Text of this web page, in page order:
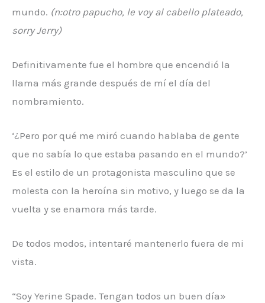
mundo. (n:otro papucho, le voy al cabello plateado,
sorry Jerry)
Definitivamente fue el hombre que encendió la
llama más grande después de mí el día del
nombramiento.
‘¿Pero por qué me miró cuando hablaba de gente
que no sabía lo que estaba pasando en el mundo?’
Es el estilo de un protagonista masculino que se
molesta con la heroína sin motivo, y luego se da la
vuelta y se enamora más tarde.
De todos modos, intentaré mantenerlo fuera de mi
vista.
“Soy Yerine Spade. Tengan todos un buen día»